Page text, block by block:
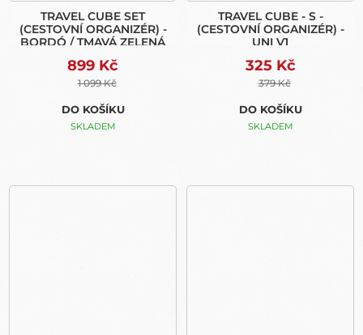
TRAVEL CUBE SET
(CESTOVNÍ ORGANIZÉR) -
BORDÓ / TMAVÁ ZELENÁ
899 Kč
1 099 Kč
DO KOŠÍKU
SKLADEM
TRAVEL CUBE - S -
(CESTOVNÍ ORGANIZÉR) -
UNI V1
325 Kč
379 Kč
DO KOŠÍKU
SKLADEM